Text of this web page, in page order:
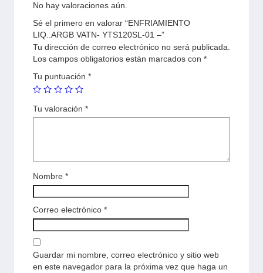
No hay valoraciones aún.
Sé el primero en valorar “ENFRIAMIENTO
LIQ..ARGB VATN- YTS120SL-01 –”
Tu dirección de correo electrónico no será publicada.
Los campos obligatorios están marcados con *
Tu puntuación *
Tu valoración *
Nombre *
Correo electrónico *
Guardar mi nombre, correo electrónico y sitio web
en este navegador para la próxima vez que haga un